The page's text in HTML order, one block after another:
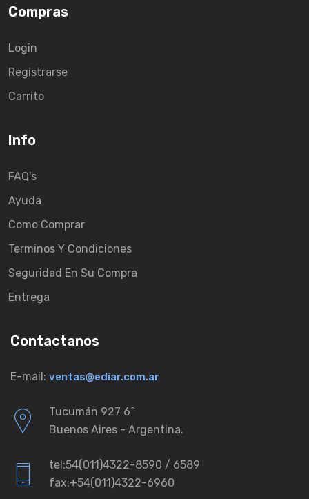
Compras
Login
Registrarse
Carrito
Info
FAQ's
Ayuda
Como Comprar
Terminos Y Condiciones
Seguridad En Su Compra
Entrega
Contactanos
E-mail: ventas@ediar.com.ar
Tucumán 927 6ˆ
Buenos Aires - Argentina.
tel:54(011)4322-8590 / 6589
fax:+54(011)4322-6960